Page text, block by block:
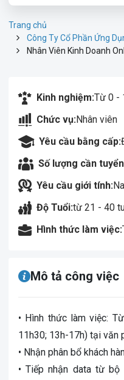
Trang chủ
Công Ty Cổ Phần Ứng
Nhân Viên Kinh Doanh
Kinh nghiệm:Từ 0 -
Chức vụ:Nhân viên
Yêu cầu bằng cấp:
Số lượng cần
Yêu cầu giới tính:
Độ Tuổi:từ 21 - 40
Hình thức làm việc:
Mô tả công việc
• Hình thức làm việc:
11h30; 13h-17h) tại văn
• Nhận phân bổ khách
• Tiếp nhận data từ